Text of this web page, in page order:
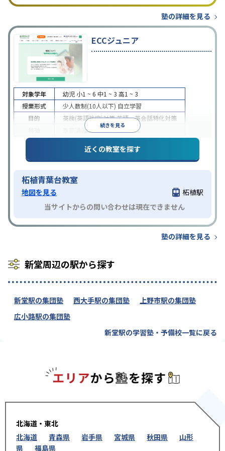
塾の詳細を見る
ECCジュニア
続きを見る
対象学年 幼児 小1 ~ 6 中1 ~ 3 高1 ~ 3
授業形式
少人数制(10人以下) 自立学習
目的
英検(英語検定)対策英語・英会話特化対策
季節講習のみの受講可
近くの教室を探す
柘植青葉台教室
地図を見る
柘植駅
当サイトからの問い合わせは現在できません
塾の詳細を見る
新堂周辺の駅から探す
新堂駅の集団塾 西大手駅の集団塾
上野市駅の集団塾
広小路駅の集団塾
新堂駅の学習塾・予備校一覧に戻る
北海道・東北
北海道
青森県 岩手県 宮城県 秋田県
山形
県
福島県